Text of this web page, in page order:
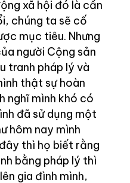
xã hội đó là cần
chúng ta sẽ cố
mục tiêu. Nhưng
người Cộng sản
tranh pháp lý và
thật sự hoàn
nghĩ mình khó có
đã sử dụng một
hôm nay mình
thì họ biết rằng
bằng pháp lý thì
gia đình mình,